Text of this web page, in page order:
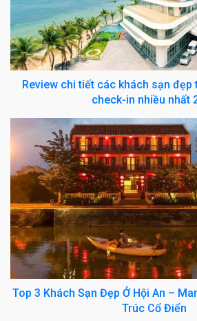
Review chi tiết các khách sạn đẹp
check-in nhiều nhất
Top 3 Khách Sạn Đẹp Ở Hội An –
Trúc Cổ Điển